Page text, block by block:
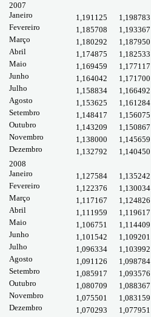
2007
Janeiro
1,191125 1,198783
Fevereiro
1,185708 1,193367
Março
1,180292 1,187950
Abril
1,174875 1,182533
Maio
1,169459 1,177117
Junho
1,164042 1,171700
Julho
1,158834 1,166492
Agosto
1,153625 1,161284
Setembro
1,148417 1,156075
Outubro
1,143209 1,150867
Novembro
1,138000 1,145659
Dezembro
1,132792 1,140450
2008
Janeiro
1,127584 1,135242
Fevereiro
1,122376 1,130034
Março
1,117167 1,124826
Abril
1,111959 1,119617
Maio
1,106751 1,114409
Junho
1,101542 1,109201
Julho
1,096334 1,103992
Agosto
1,091126 1,098784
Setembro
1,085917 1,093576
Outubro
1,080709 1,088367
Novembro
1,075501 1,083159
Dezembro
1,070293 1,077951